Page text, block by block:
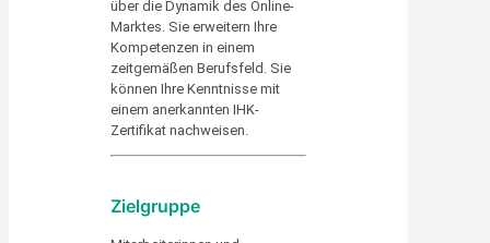
über die Dynamik des Online-
Marktes. Sie erweitern Ihre
Kompetenzen in einem
zeitgemäßen Berufsfeld. Sie
können Ihre Kenntnisse mit
einem anerkannten IHK-
Zertifikat nachweisen.
Zielgruppe